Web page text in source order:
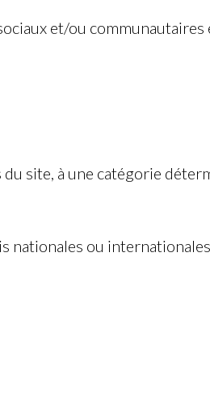
et/ou communautaires
site, à une catégorie
ou